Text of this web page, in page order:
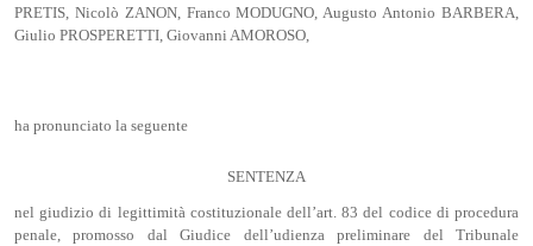
PRETIS, Nicolò ZANON, Franco MODUGNO, Augusto Antonio BARBERA,
Giulio PROSPERETTI, Giovanni AMOROSO,
ha pronunciato la seguente
SENTENZA
nel giudizio di legittimità costituzionale dell’art. 83 del codice di procedura
penale, promosso dal Giudice dell’udienza preliminare del Tribunale